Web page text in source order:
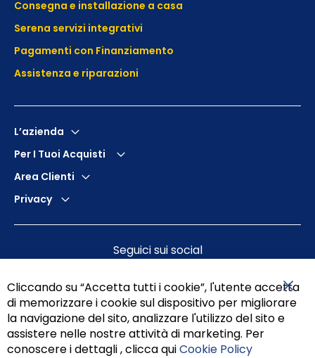
Consegna e installazione a casa
Serena servizi integrativi
Pagamenti con Finanziamento
Assistenza e riparazioni
L’azienda
Per I Tuoi Acquisti
Area Clienti
Privacy
Seguici sui social
Cliccando su “Accetta tutti i cookie”, l'utente accetta
di memorizzare i cookie sul dispositivo per migliorare
la navigazione del sito, analizzare l'utilizzo del sito e
assistere nelle nostre attività di marketing. Per
conoscere i dettagli , clicca quiCookie Policy